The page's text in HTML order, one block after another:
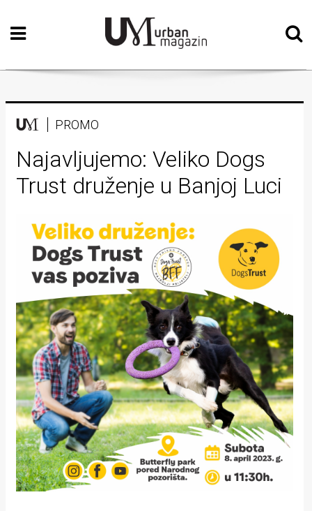
Početna
Vizualne
Teatar
Književnost
Muzika
Intervju
Kultura
Lifestyle
Beauty
Fashion
Zdravlje
Za
stolom
PROMO
Najavljujemo: Veliko Dogs
Trust druženje u Banjoj Luci